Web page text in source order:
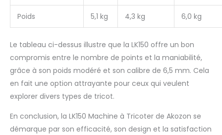
Poids 5,1 kg 4,3 kg 6,0 kg
Le tableau ci-dessus illustre que la LK150 offre un bon
compromis entre le nombre de points et la maniabilité,
grâce à son poids modéré et son calibre de 6,5 mm. Cela
en fait une option attrayante pour ceux qui veulent
explorer divers types de tricot.
En conclusion, la LK150 Machine à Tricoter de Akozon se
démarque par son efficacité, son design et la satisfaction